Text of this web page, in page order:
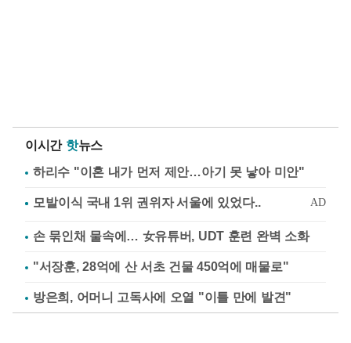
이시간 핫뉴스
하리수 "이혼 내가 먼저 제안…아기 못 낳아 미안"
손 묶인채 물속에… 女유튜버, UDT 훈련 완벽 소화
"서장훈, 28억에 산 서초 건물 450억에 매물로"
방은희, 어머니 고독사에 오열 "이틀 만에 발견"